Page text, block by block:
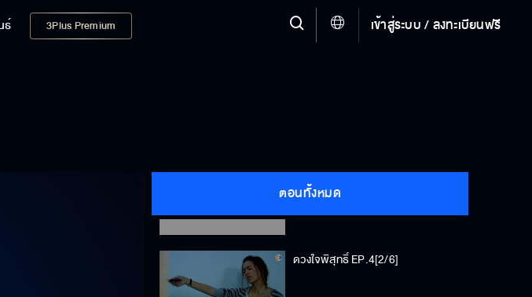
ธ์ 3Plus Premium เข้าสู่ระบบ / ลงทะเบียนฟรี
ตอนทั้งหมด
ดวงใจพิสุทธิ์ EP.4[1/6]
ดวงใจพิสุทธิ์ EP.4[2/6]